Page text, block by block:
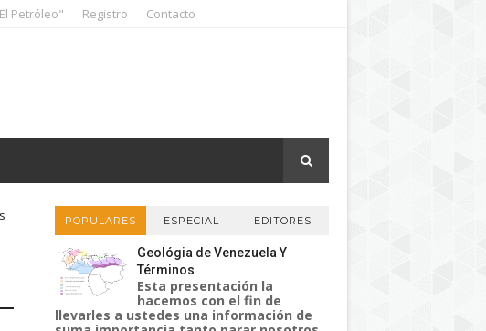
Petróleo" Registro Contacto
POPULARES ESPECIAL EDITORES
Geológia de Venezuela Y
Términos
Esta presentación la
hacemos con el fin de
llevarles a ustedes una información de